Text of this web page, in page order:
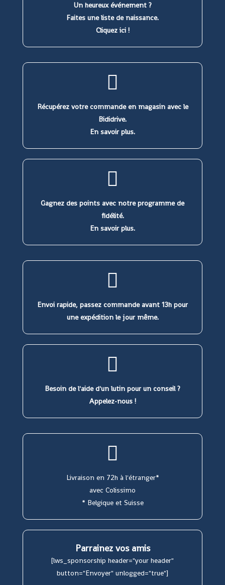
Un heureux événement ?
Faites une liste de naissance.
Cliquez ici !
Récupérez votre commande en magasin avec le
Bididrive.
En savoir plus.
Gagnez des points avec notre programme de
fidélité.
En savoir plus.
Envoi rapide, passez commande avant 13h pour
une expédition le jour même.
Besoin de l'aide d'un lutin pour un conseil ?
Appelez-nous !
Livraison en 72h à l'étranger*
avec Colissimo
* Belgique et Suisse
Parrainez vos amis
[lws_sponsorship header="your header"
button="Envoyer" unlogged="true"]